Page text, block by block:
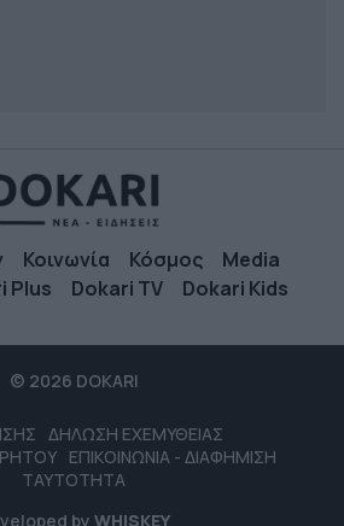
Κοινωνία Κόσμος
Media
Plus Dokari TV Dokari Kids
© 2026 DOKARI
ΔΗΛΩΣΗ ΕΧΕΜΥΘΕΙΑΣ
ΕΠΙΚΟΙΝΩΝΙΑ - ΔΙΑΦΗΜΙΣΗ
ΤΑΥΤΟΤΗΤΑ
by WHISKEY